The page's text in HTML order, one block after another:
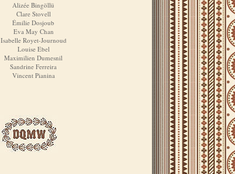
Alizée Bingöllü
Clare Stovell
Émilie Dosjoub
Eva May Chan
Isabelle Royet-Journoud
Louise Ebel
Maximilien Dumesnil
Sandrine Ferreira
Vincent Pianina